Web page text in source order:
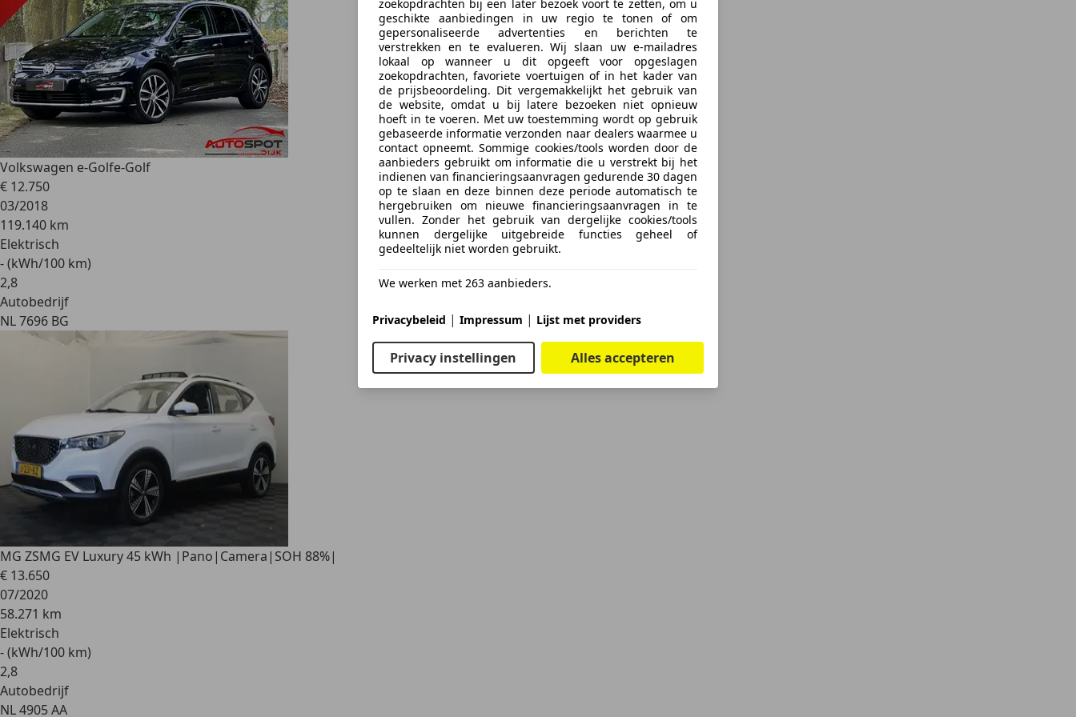
zoekopdrachten bij een later bezoek voort te zetten, om u
geschikte aanbiedingen in uw regio te tonen of om
gepersonaliseerde advertenties en berichten te
verstrekken en te evalueren. Wij slaan uw e-mailadres
lokaal op wanneer u dit opgeeft voor opgeslagen
zoekopdrachten, favoriete voertuigen of in het kader van
de prijsbeoordeling. Dit vergemakkelijkt het gebruik van
de website, omdat u bij latere bezoeken niet opnieuw
hoeft in te voeren. Met uw toestemming wordt op gebruik
gebaseerde informatie verzonden naar dealers waarmee u
contact opneemt. Sommige cookies/tools worden door de
aanbieders gebruikt om informatie die u verstrekt bij het
indienen van financieringsaanvragen gedurende 30 dagen
op te slaan en deze binnen deze periode automatisch te
hergebruiken om nieuwe financieringsaanvragen in te
vullen. Zonder het gebruik van dergelijke cookies/tools
kunnen dergelijke uitgebreide functies geheel of
gedeeltelijk niet worden gebruikt.
We werken met 263 aanbieders.
Privacybeleid | Impressum | Lijst met providers
Privacy instellingen Alles accepteren
Volkswagen e-Golfe-Golf
€ 12.750
03/2018
119.140 km
Elektrisch
- (kWh/100 km)
2,8
Autobedrijf
NL 7696 BG
MG ZSMG EV Luxury 45 kWh |Pano|Camera|SOH 88%|
€ 13.650
07/2020
58.271 km
Elektrisch
- (kWh/100 km)
2,8
Autobedrijf
NL 4905 AA